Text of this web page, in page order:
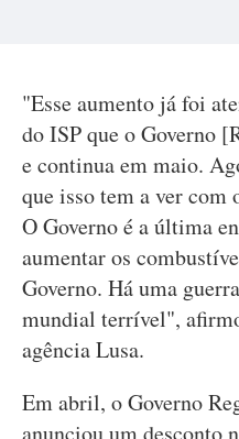
"Esse aumento já foi
do ISP que o Governo
e continua em maio.
que isso tem a ver
O Governo é a última
aumentar os
Governo. Há uma
mundial terrível",
agência Lusa.
Em abril, o Governo
anunciou um desconto